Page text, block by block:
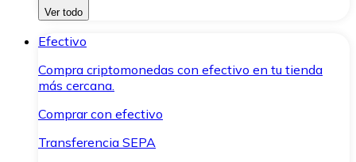
Ver todo
Efectivo
Compra criptomonedas con efectivo en tu tienda
más cercana.
Comprar con efectivo
Transferencia SEPA